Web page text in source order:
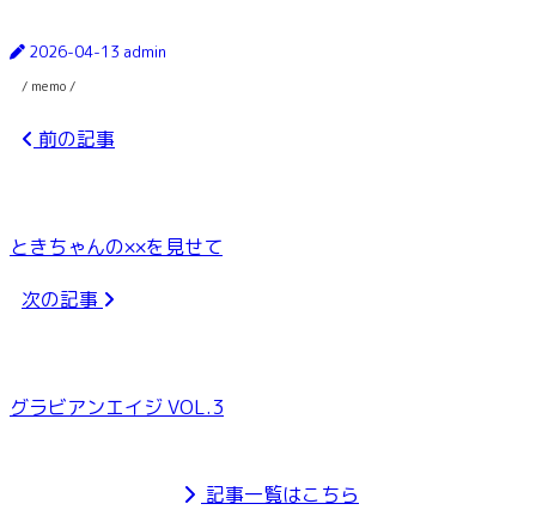
2026-04-13 admin
/ memo /
前の記事
ときちゃんの××を見せて
次の記事
グラビアンエイジ VOL.3
記事一覧はこちら